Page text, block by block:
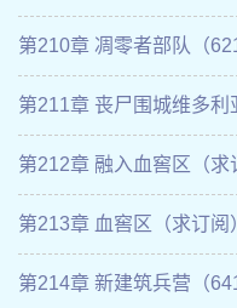
第210章 凋零者部队（
第211章 丧尸围城维多利
第212章 融入血窖区（求
第213章 血窖区（求订阅
第214章 新建筑兵营（